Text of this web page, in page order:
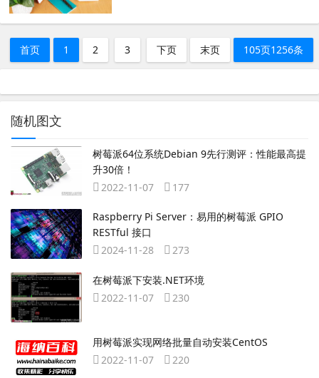
首页 1 2 3 下页 末页 105页1256条
随机图文
树莓派64位系统Debian 9先行测评：性能最高提
升30倍！
2022-11-07
177
Raspberry Pi Server：易用的树莓派 GPIO
RESTful 接口
2024-11-28
273
在树莓派下安装.NET环境
2022-11-07
230
用树莓派实现网络批量自动安装CentOS
2022-11-07
220